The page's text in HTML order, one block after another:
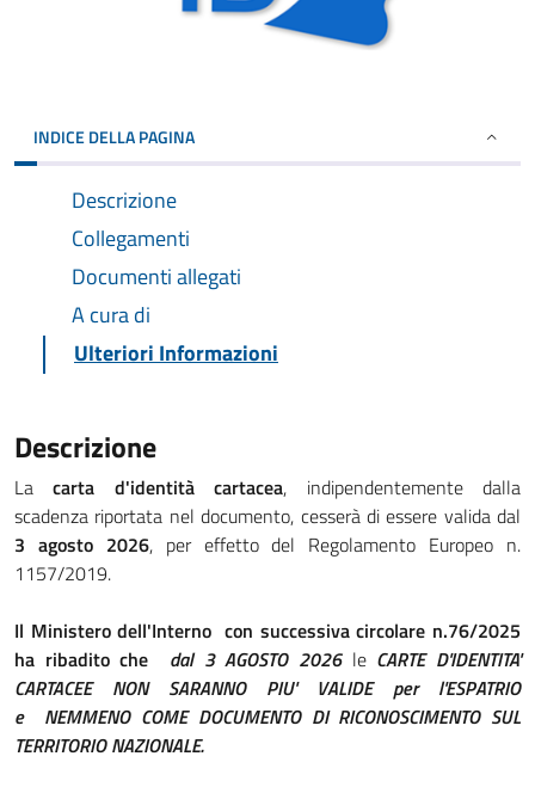
INDICE DELLA PAGINA
Descrizione
Collegamenti
Documenti allegati
A cura di
Ulteriori Informazioni
Descrizione
Lacarta d'identità cartacea, indipendentemente dalla
scadenza riportata nel documento, cesserà di essere valida dal
3 agosto 2026, per effetto del Regolamento Europeo n.
1157/2019.
Il Ministero dell'Interno con successiva circolare n.76/2025
ha ribadito che
dal 3 AGOSTO 2026le CARTE D'IDENTITA'
CARTACEE
NON SARANNO PIU' VALIDE per l'ESPATRIO
e
NEMMENO COME DOCUMENTO DI RICONOSCIMENTO SUL
TERRITORIO NAZIONALE.